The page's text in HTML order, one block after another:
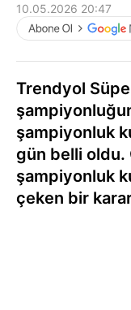
10.05.2026 20:47
Trendyol
şampiyonluk
gün belli oldu.
şampiyonluk
çeken bir